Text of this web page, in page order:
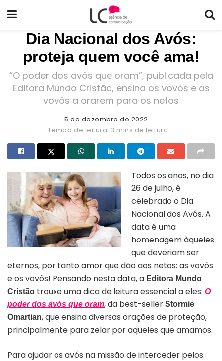
Dia Nacional dos Avós:
proteja quem você ama!
“O poder dos avós que oram”, publicada pela
Editora Mundo Cristão, ensina os vovôs e as
vovós a orarem para os netos
5 de dezembro de 2022
Tempo de leitura: 3 mins de leitura
Todos os anos, no dia
26 de julho, é
celebrado o Dia
Nacional dos Avós. A
data é uma
homenagem àqueles
que deveriam ser
eternos, por tanto amor que dão aos netos: as vovós
e os vovôs! Pensando nesta data, a Editora Mundo
Cristão trouxe uma dica de leitura essencial a eles: O
poder dos avós que oram, da best-seller Stormie
Omartian, que ensina diversas orações de proteção,
principalmente para zelar por aqueles que amamos.
Para ajudar os avós na missão de interceder pelos